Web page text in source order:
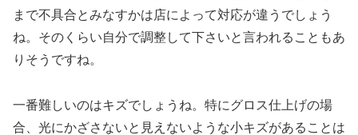
まで不具合とみなすかは店によって対応が違うでしょう
ね。そのくらい自分で調整して下さいと言われることもあ
りそうですね。
一番難しいのはキズでしょうね。特にグロス仕上げの場
合、光にかざさないと見えないような小キズがあることは